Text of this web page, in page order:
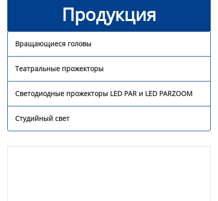
Продукция
Вращающиеся головы
Театральные прожекторы
Светодиодные прожекторы LED PAR и LED PARZOOM
Студийный свет